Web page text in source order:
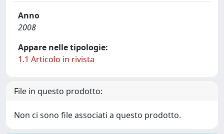
Anno
2008
Appare nelle tipologie:
1.1 Articolo in rivista
File in questo prodotto:
Non ci sono file associati a questo prodotto.